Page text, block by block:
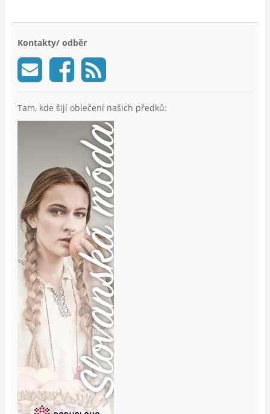
Kontakty/ odběr
Tam, kde šijí oblečení našich předků: